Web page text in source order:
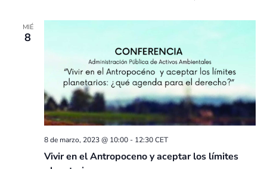
MIÉ
8
Vivir en el Antropoceno y aceptar los límites
8 de marzo, 2023 @ 10:00- 12:30 CET